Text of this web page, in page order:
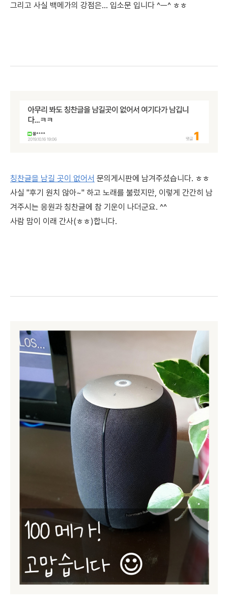
그리고 사실 백메가의 강점은... 입소문 입니다 ^ㅡ^ ㅎㅎ
칭찬글을 남길 곳이 없어서 문의게시판에 남겨주셨습니다. ㅎㅎ
사실 "후기 원치 않아~" 하고 노래를 불렀지만, 이렇게 간간히 남
겨주시는 응원과 칭찬글에 참 기운이 나더군요. ^^
사람 맘이 이래 간사(ㅎㅎ)합니다.